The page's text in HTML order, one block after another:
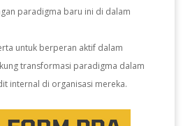
paradigma baru ini di dalam
untuk berperan aktif dalam
transformasi paradigma dalam
internal di organisasi mereka.